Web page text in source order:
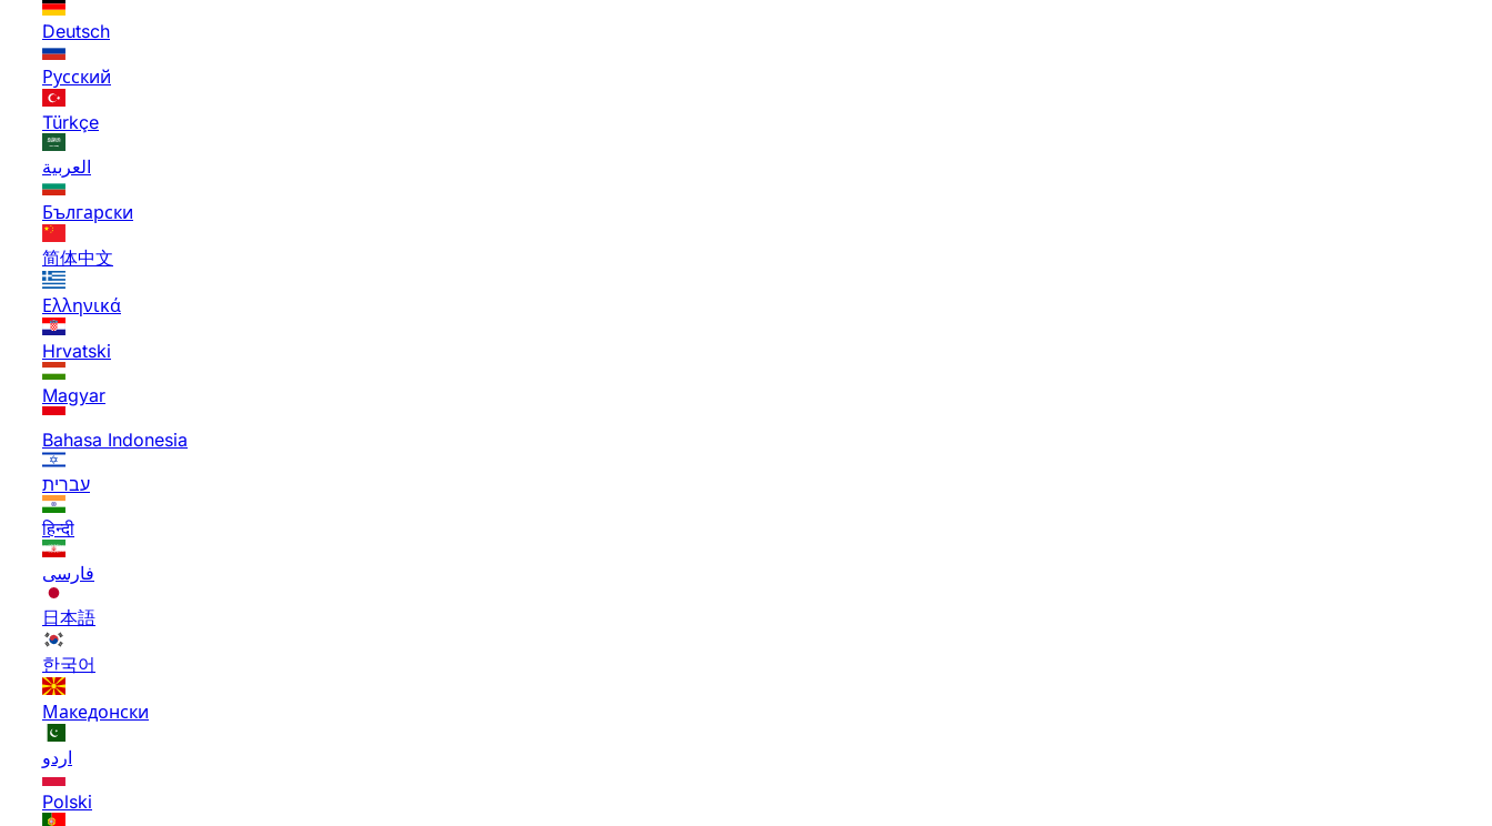
Deutsch
Русский
Türkçe
العربية
Български
简体中文
Ελληνικά
Hrvatski
Magyar
Bahasa Indonesia
עברית
हिन्दी
فارسی
日本語
한국어
Македонски
اردو
Polski